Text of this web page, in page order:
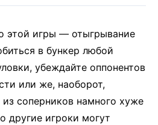
этой игры — отыгрывание
в бункер любой
убеждайте оппонентов
или же, наоборот,
соперников намного хуже
другие игроки могут